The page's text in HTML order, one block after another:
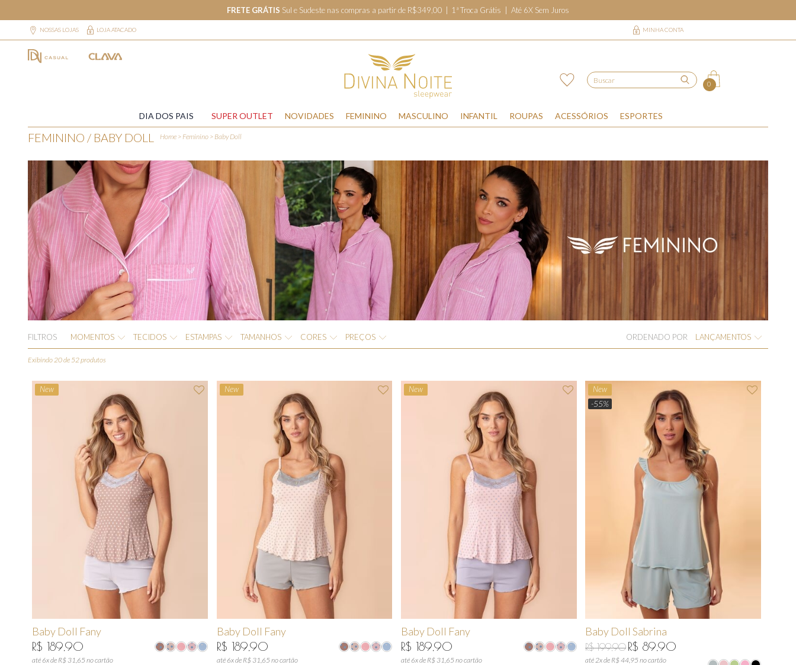
FRETE GRÁTIS Sul e Sudeste nas compras a partir de R$349,00 1ª Troca Grátis | Até 6X Sem Juros
NOSSAS LOJAS LOJA ATACADO MINHA CONTA
0
DIA DOS PAIS SUPER OUTLET NOVIDADES FEMININO MASCULINO INFANTIL ROUPAS ACESSÓRIOS ESPORTES
FEMININO / BABY DOLL Home > Feminino > Baby Doll
FILTROS MOMENTOS TECIDOS ESTAMPAS TAMANHOS CORES PREÇOS ORDENADO POR LANÇAMENTOS
Exibindo 20 de 52 produtos
New
Baby Doll Fany
R$ 189,90
até 6x de R$ 31,65 no cartão
New
Baby Doll Fany
R$ 189,90
até 6x de R$ 31,65 no cartão
New
Baby Doll Fany
R$ 189,90
até 6x de R$ 31,65 no cartão
New
-55%
Baby Doll Sabrina
R$ 199,90 R$ 89,90
até 2x de R$ 44,95 no cartão